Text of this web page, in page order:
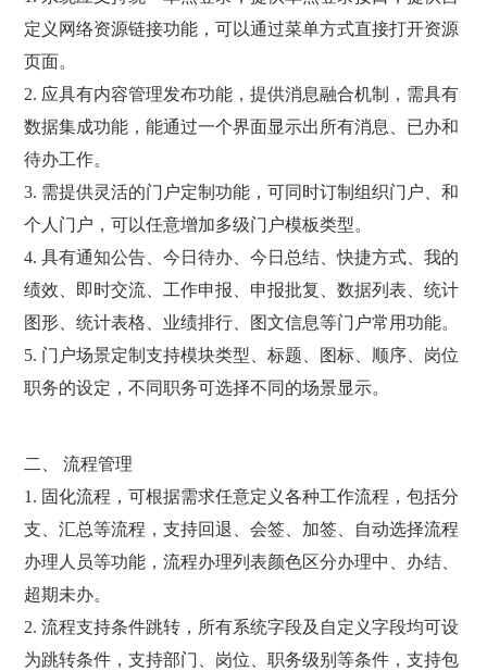
定义网络资源链接功能，可以通过菜单方式直接打开资源
页面。
2. 应具有内容管理发布功能，提供消息融合机制，需具有
数据集成功能，能通过一个界面显示出所有消息、已办和
待办工作。
3. 需提供灵活的门户定制功能，可同时订制组织门户、和
个人门户，可以任意增加多级门户模板类型。
4. 具有通知公告、今日待办、今日总结、快捷方式、我的
绩效、即时交流、工作申报、申报批复、数据列表、统计
图形、统计表格、业绩排行、图文信息等门户常用功能。
5. 门户场景定制支持模块类型、标题、图标、顺序、岗位
职务的设定，不同职务可选择不同的场景显示。
二、 流程管理
1. 固化流程，可根据需求任意定义各种工作流程，包括分
支、汇总等流程，支持回退、会签、加签、自动选择流程
办理人员等功能，流程办理列表颜色区分办理中、办结、
超期未办。
2. 流程支持条件跳转，所有系统字段及自定义字段均可设
为跳转条件，支持部门、岗位、职务级别等条件，支持包